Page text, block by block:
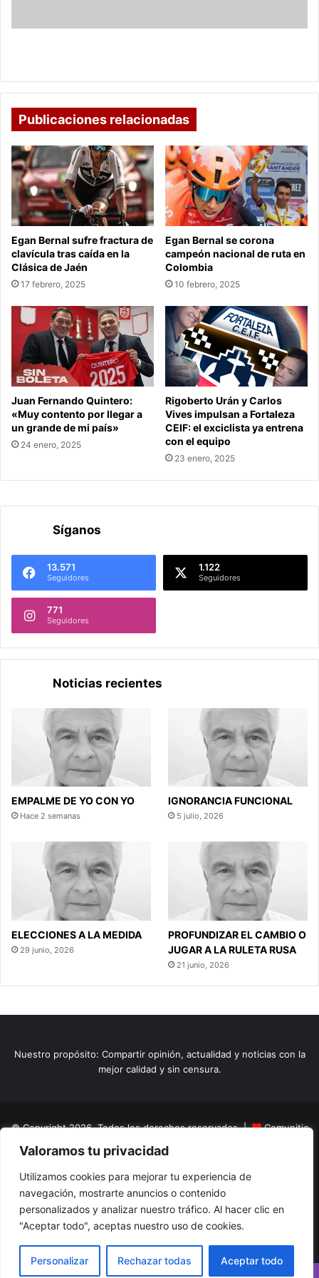
Valoramos tu privacidad
Utilizamos cookies para mejorar tu experiencia de
navegación, mostrarte anuncios o contenido
personalizados y analizar nuestro tráfico. Al hacer clic en
"Aceptar todo", aceptas nuestro uso de cookies.
Personalizar Rechazar todas Aceptar todo
Un
Publicaciones relacionadas
Egan Bernal sufre fractura de
clavícula tras caída en la
Clásica de Jaén
17 febrero, 2025
Egan Bernal se corona
campeón nacional de ruta en
Colombia
10 febrero, 2025
Juan Fernando Quintero:
«Muy contento por llegar a
un grande de mi país»
24 enero, 2025
Rigoberto Urán y Carlos
Vives impulsan a Fortaleza
CEIF: el exciclista ya entrena
con el equipo
23 enero, 2025
Síganos
13.571
Seguidores
1.122
Seguidores
771
Seguidores
Noticias recientes
EMPALME DE YO CON YO
Hace 2 semanas
IGNORANCIA FUNCIONAL
5 julio, 2026
ELECCIONES A LA MEDIDA
29 junio, 2026
PROFUNDIZAR EL CAMBIO O
JUGAR A LA RULETA RUSA
21 junio, 2026
Nuestro propósito: Compartir opinión, actualidad y noticias con la
mejor calidad y sin censura.
© Copyright 2026, Todos los derechos reservados |
Comunitic
SAS BICNit 901228106
Home
Actualidad Variedades Opinion Turismo
El Tinteadero
Caricaturas Reportajes
FacebookYouTubeInstagram